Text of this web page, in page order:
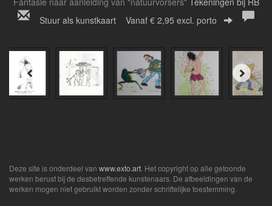
Stuur als kunstkaart Vanaf € 2,95 excl. porto
Deze site is onderdeel van www.exto.art . Het copyright op alle getoonde
werken berust bij de desbetreffende kunstenaars. De afbeeldingen van de
werken mogen niet gebruikt worden zonder schriftelijke toestemming.